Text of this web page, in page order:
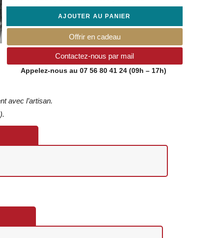
AJOUTER AU PANIER
Offrir en cadeau
Contactez-nous par mail
Appelez-nous au 07 56 80 41 24(09h – 17h)
avec l’artisan.